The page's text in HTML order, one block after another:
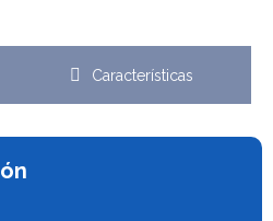
Características